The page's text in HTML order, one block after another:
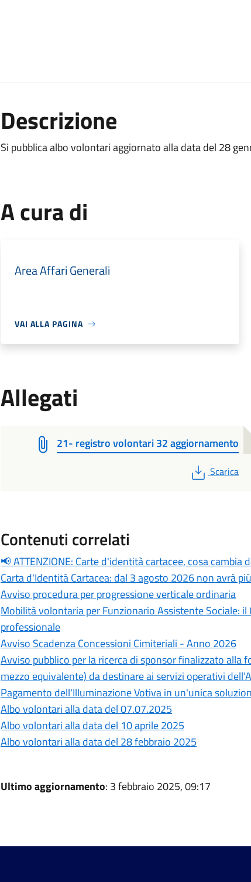
Descrizione
Si pubblica albo volontari aggiornato alla data del 28
A cura di
Area Affari Generali
VAI ALLA PAGINA
Allegati
21- registro volontari 32 aggiornamento
PDF
Scarica
Contenuti correlati
📢 ATTENZIONE: Carte d'identità cartacee, cosa cambia
Carta d'Identità Cartacea: dal 3 agosto 2026 non avrà
Avviso procedura per progressione verticale ordinaria
Mobilità volontaria per Funzionario Assistente Sociale:
professionale
Avviso Scadenza Concessioni Cimiteriali - Anno 2026
Avviso pubblico per la ricerca di sponsor finalizzato alla
mezzo equivalente) da destinare ai servizi operativi
Pagamento dell'Illuminazione Votiva in un'unica
Albo volontari alla data del 07.07.2025
Albo volontari alla data del 10 aprile 2025
Albo volontari alla data del 28 febbraio 2025
Ultimo aggiornamento: 3 febbraio 2025, 09:17